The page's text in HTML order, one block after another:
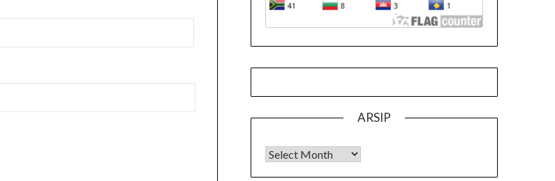
ARSIP
Arsip